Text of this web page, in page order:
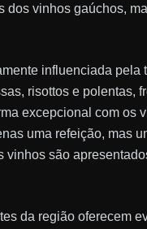
vinhos gaúchos,
influenciada pela
risottos e polentas,
excepcional com os
uma refeição, mas
são
da região oferecem